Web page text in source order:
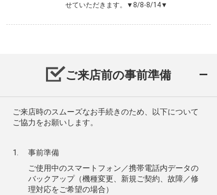
せていただきます。▼8/8-8/14▼
ご来店前の事前準備
ご来店時のスムーズなお手続きのため、以下について
ご協力をお願いします。
事前準備
ご使用中のスマートフォン／携帯電話内データの
バックアップ（機種変更、新規ご契約、故障／修
理対応をご希望の場合）